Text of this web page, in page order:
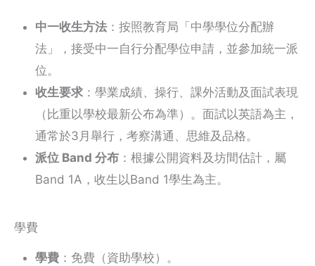
中一收生方法 ：按照教育局「中學學位分配辦
法」，接受中一自行分配學位申請，並參加統一派
位。
收生要求 ：學業成績、操行、課外活動及面試表現
（比重以學校最新公布為準）。面試以英語為主，
通常於3月舉行，考察溝通、思維及品格。
派位 Band 分布 ：根據公開資料及坊間估計，屬
Band 1A，收生以Band 1學生為主。
學費
學費 ：免費（資助學校）。